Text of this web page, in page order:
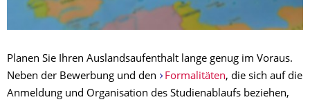
Planen Sie Ihren Auslandsaufenthalt lange genug im Voraus.
Neben der Bewerbung und den
Formalitäten, die sich auf die
Anmeldung und Organisation des Studienablaufs beziehen,